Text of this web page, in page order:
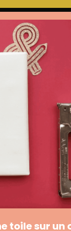
toile sur un